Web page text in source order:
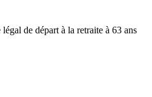
légal de départ à la retraite à 63 ans